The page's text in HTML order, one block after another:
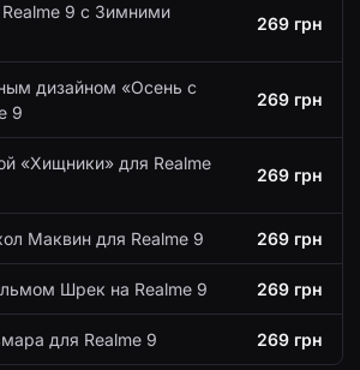
9 с Зимними
269 грн
дизайном «Осень с
9
269 грн
«Хищники» для Realme
269 грн
Маквин для Realme 9 269 грн
Шрек на Realme 9 269 грн
для Realme 9 269 грн